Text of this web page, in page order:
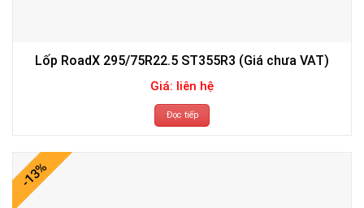
Lốp RoadX 295/75R22.5 ST355R3 (Giá chưa VAT)
Giá: liên hệ
Đọc tiếp
-13%